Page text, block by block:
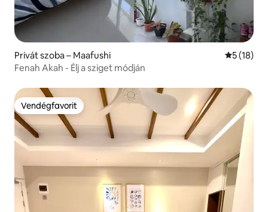
Privát szoba – Maafushi Átlagos
5 (18)
Fenah Akah - Élj a sziget módján
Vendégfavorit
Vendégfavorit